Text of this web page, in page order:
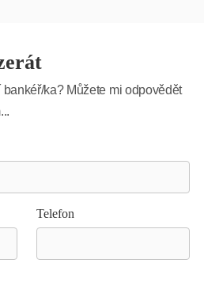
ka? Můžete mi odpovědět
Telefon